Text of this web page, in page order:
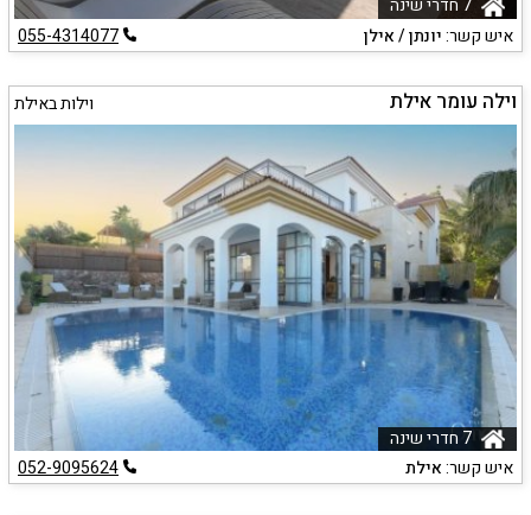
איש קשר:יונתן / אילן 055-4314077
וילה עומר אילת וילות באילת
איש קשר:אילת 052-9095624